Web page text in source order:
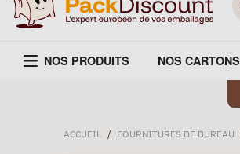
NOS PRODUITS NOS CARTONS
ACCUEIL / FOURNITURES DE BUREAU